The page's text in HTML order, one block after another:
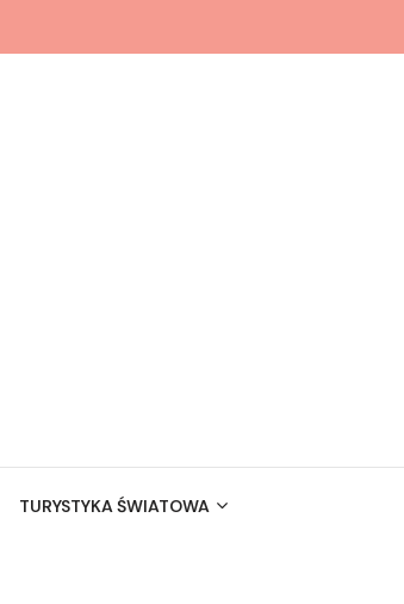
TURYSTYKA ŚWIATOWA